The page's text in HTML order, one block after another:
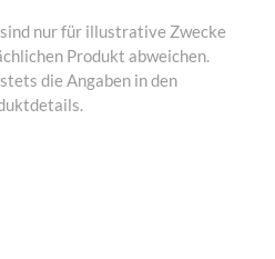
nur für illustrative Zwecke
Produkt abweichen.
die Angaben in den